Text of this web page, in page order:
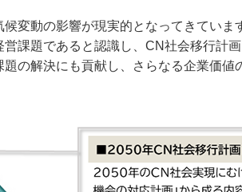
変動の影響が現実的となってきてい
課題であると認識し、CN社会移行計
の解決にも貢献し、さらなる企業価